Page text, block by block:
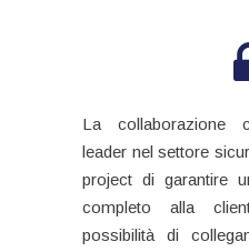
La collaborazione
leader nel settore
project di garantire
completo alla
possibilità di